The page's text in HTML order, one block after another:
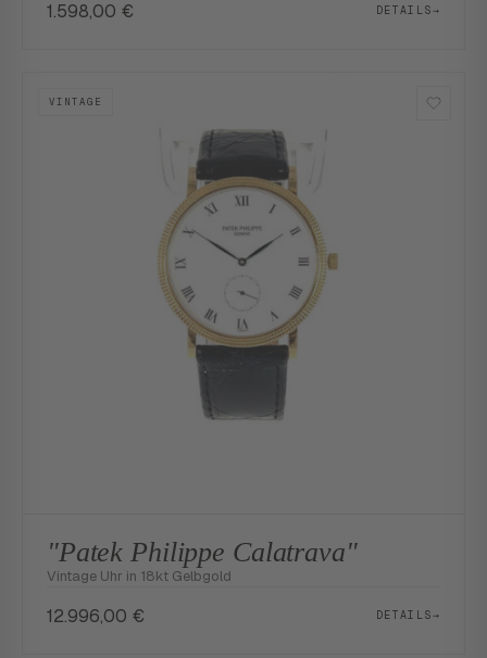
1.598,00 € DETAILS→
VINTAGE
"Patek Philippe Calatrava"
Vintage Uhr in 18kt Gelbgold
12.996,00 € DETAILS→